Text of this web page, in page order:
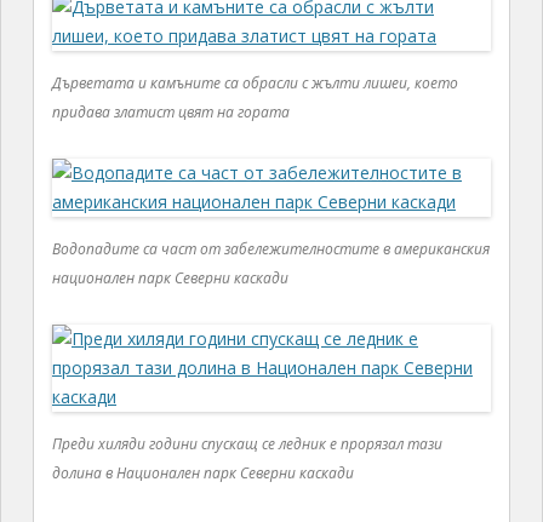
Дърветата и камъните са обрасли с жълти лишеи, което
придава златист цвят на гората
Водопадите са част от забележителностите в американския
национален парк Северни каскади
Преди хиляди години спускащ се ледник е прорязал тази
долина в Национален парк Северни каскади